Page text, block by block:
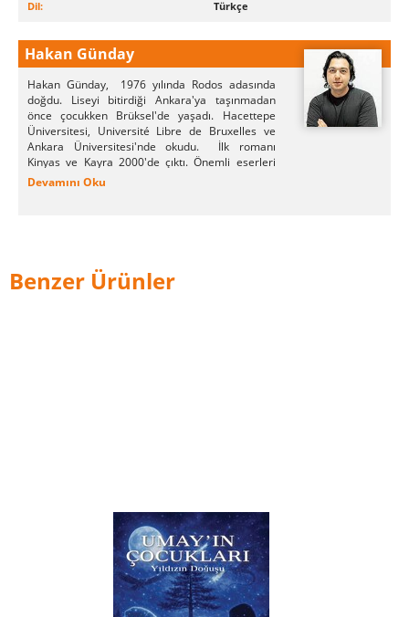
Dil: Türkçe
Hakan Günday
Hakan Günday, 1976 yılında Rodos adasında
doğdu. Liseyi bitirdiği Ankara'ya taşınmadan
önce çocukken Brüksel'de yaşadı. Hacettepe
Üniversitesi, Université Libre de Bruxelles ve
Ankara Üniversitesi'nde okudu. İlk romanı
Kinyas ve Kayra 2000'de çıktı. Önemli eserleri
arasında Prix France-Turquie'yi kazanan Loss
Devamını Oku
Benzer Ürünler